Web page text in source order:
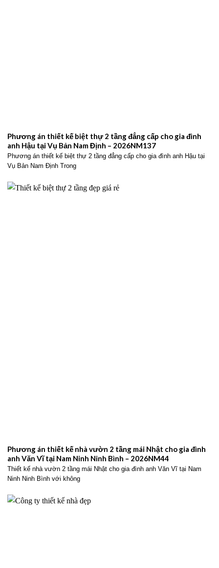
Phương án thiết kế biệt thự 2 tầng đẳng cấp cho gia đình
anh Hậu tại Vụ Bản Nam Định – 2026NM137
Phương án thiết kế biệt thự 2 tầng đẳng cấp cho gia đình anh Hậu tại
Vụ Bản Nam Định Trong
Phương án thiết kế nhà vườn 2 tầng mái Nhật cho gia đình
anh Văn Vĩ tại Nam Ninh Ninh Bình – 2026NM44
Thiết kế nhà vườn 2 tầng mái Nhật cho gia đình anh Văn Vĩ tại Nam
Ninh Ninh Bình với không